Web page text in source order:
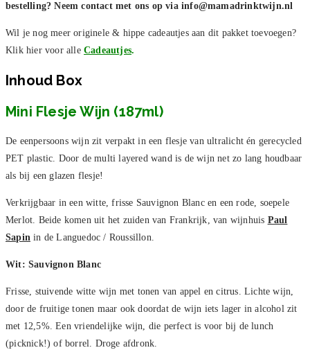
bestelling? Neem contact met ons op via info@mamadrinktwijn.nl
Wil je nog meer originele & hippe cadeautjes aan dit pakket toevoegen?
Klik hier voor alle Cadeautjes.
Inhoud Box
Mini Flesje Wijn (187ml)
De eenpersoons wijn zit verpakt in een flesje van ultralicht én gerecycled
PET plastic. Door de multi layered wand is de wijn net zo lang houdbaar
als bij een glazen flesje!
Verkrijgbaar in een witte, frisse Sauvignon Blanc en een rode, soepele
Merlot. Beide komen uit het zuiden van Frankrijk, van wijnhuis Paul
Sapin in de Languedoc / Roussillon.
Wit: Sauvignon Blanc
Frisse, stuivende witte wijn met tonen van appel en citrus. Lichte wijn,
door de fruitige tonen maar ook doordat de wijn iets lager in alcohol zit
met 12,5%. Een vriendelijke wijn, die perfect is voor bij de lunch
(picknick!) of borrel. Droge afdronk.